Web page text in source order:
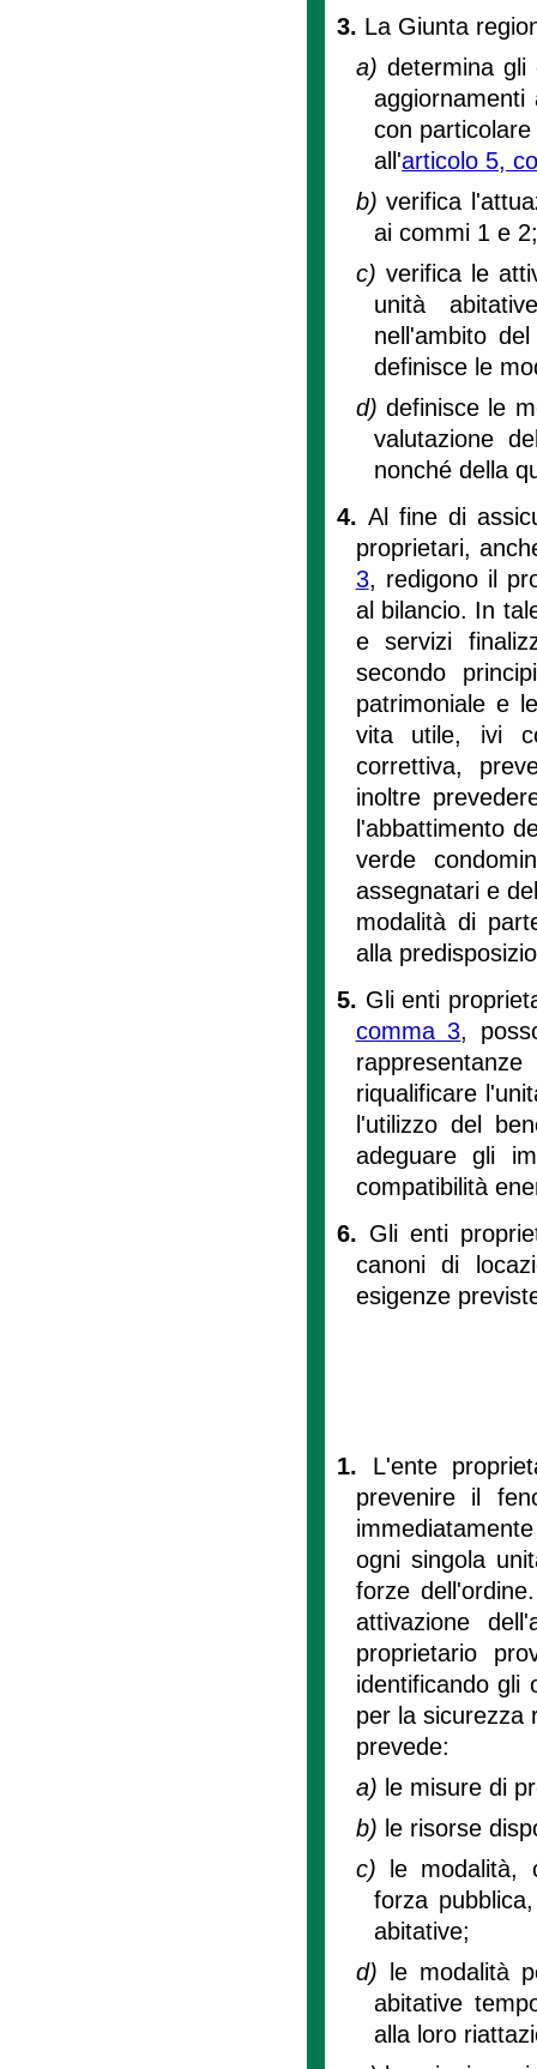
3. La Giunta
a) determina gli
con
all'articolo 5,
b)verifica
ai commi 1 e
c) verifica le
unità
nell'ambito
definisce le
d) definisce le
valutazione
nonché della
4. Al fine di
proprietari,
3, redigono il
al bilancio. In
e servizi
secondo
patrimoniale e
vita utile, ivi
correttiva,
inoltre
l'abbattimento
verde
assegnatari e
modalità di
alla
5. Gli enti
comma 3,
riqualificare
l'utilizzo del
adeguare gli
compatibilità
6. Gli enti
canoni di
esigenze
1. L'ente
prevenire il
ogni singola
forze
attivazione
proprietario
identificando gli
per la sicurezza
prevede:
a) le misure di
b) le risorse
c)
le modalità,
forza
abitative;
d)
le modalità
abitative
alla loro